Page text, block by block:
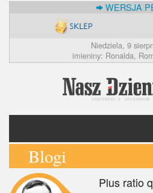
WERSJA
Niedziela, 9
imieniny: Ronalda,
Krótko
Polska
Blogi
Plus ratio